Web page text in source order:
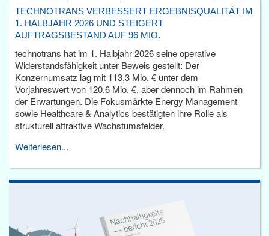
TECHNOTRANS VERBESSERT ERGEBNISQUALITÄT IM
1. HALBJAHR 2026 UND STEIGERT
AUFTRAGSBESTAND AUF 96 MIO.
technotrans hat im 1. Halbjahr 2026 seine operative
Widerstandsfähigkeit unter Beweis gestellt: Der
Konzernumsatz lag mit 113,3 Mio. € unter dem
Vorjahreswert von 120,6 Mio. €, aber dennoch im Rahmen
der Erwartungen. Die Fokusmärkte Energy Management
sowie Healthcare & Analytics bestätigten ihre Rolle als
strukturell attraktive Wachstumsfelder.
Weiterlesen...